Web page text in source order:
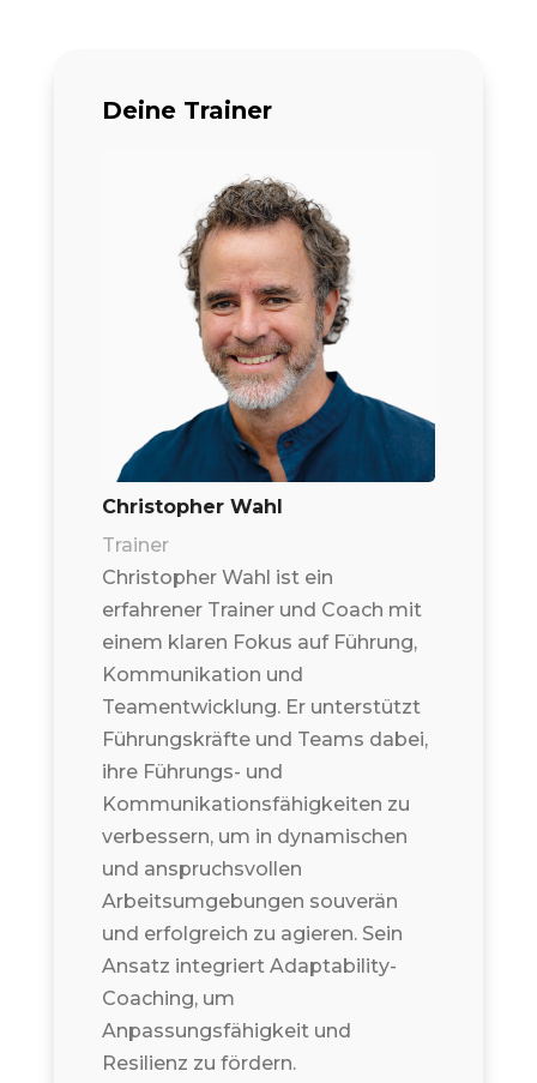
Deine Trainer
Christopher Wahl
Trainer
Christopher Wahl ist ein
erfahrener Trainer und Coach mit
einem klaren Fokus auf Führung,
Kommunikation und
Teamentwicklung. Er unterstützt
Führungskräfte und Teams dabei,
ihre Führungs- und
Kommunikationsfähigkeiten zu
verbessern, um in dynamischen
und anspruchsvollen
Arbeitsumgebungen souverän
und erfolgreich zu agieren. Sein
Ansatz integriert Adaptability-
Coaching, um
Anpassungsfähigkeit und
Resilienz zu fördern.